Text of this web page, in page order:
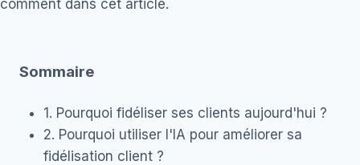
comment dans cet article.
Sommaire
1. Pourquoi fidéliser ses clients aujourd'hui ?
2. Pourquoi utiliser l'IA pour améliorer sa
fidélisation client ?